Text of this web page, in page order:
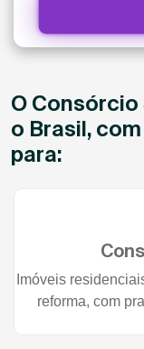
O
o Brasil,
para:
Imóveis
reforma, com